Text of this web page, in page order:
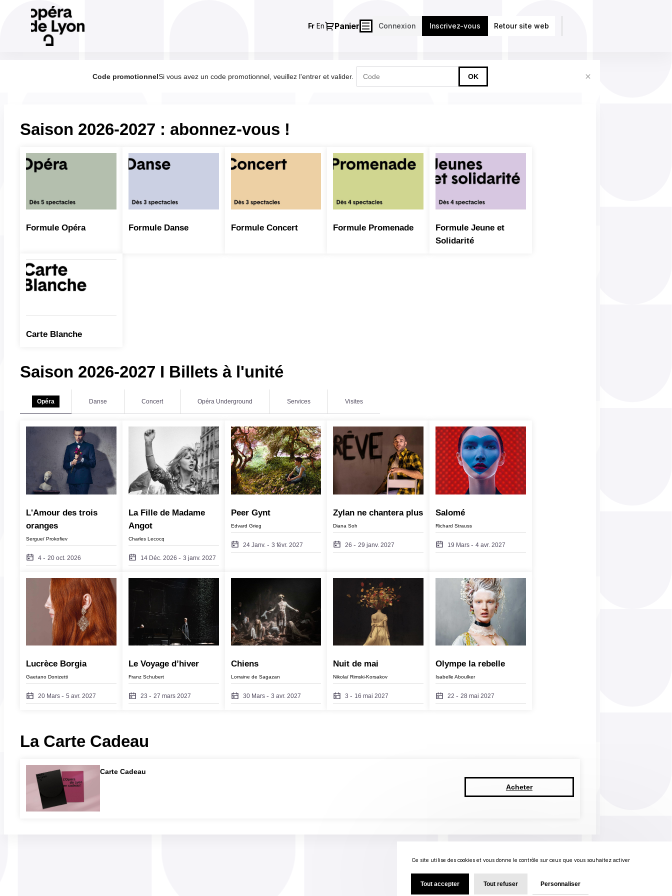
Langue
Fr En Dialogue
Connexion Inscrivez-vous Retour site web
Code promotionnelSi vous avez un code promotionnel, veuillez l'entrer et valider. OK
Saison 2026-2027 : abonnez-vous !
Formule Opéra Formule Danse Formule Concert Formule Promenade
Formule Jeune et
Solidarité
Carte Blanche
Saison 2026-2027 I Billets à l'unité
Opéra Danse Concert Opéra Underground Services Visites
L'Amour des trois
oranges
Sergueï Prokofiev
4 - 20 oct. 2026
La Fille de Madame
Angot
Charles Lecocq
14 Déc. 2026 - 3 janv. 2027
Peer Gynt
Edvard Grieg
24 Janv. - 3 févr. 2027
Zylan ne chantera plus
Diana Soh
26 -29 janv. 2027
Salomé
Richard Strauss
19 Mars -4 avr. 2027
Lucrèce Borgia
Gaetano Donizetti
20 Mars - 5 avr. 2027
Le Voyage d’hiver
Franz Schubert
23 - 27 mars 2027
Chiens
Lorraine de Sagazan
30 Mars - 3 avr. 2027
Nuit de mai
Nikolaï Rimski-Korsakov
3 - 16 mai 2027
Olympe la rebelle
Isabelle Aboulker
22 -28 mai 2027
La Carte Cadeau
Cadeau
Carte Cadeau
Acheter
Panneau de gestion des cookies
Ce site utilise des cookies et vous donne le contrôle sur ceux que vous souhaitez activer
Tout accepter Tout refuser Personnaliser